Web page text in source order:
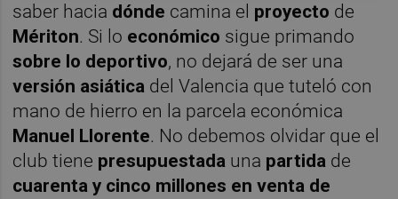
saber hacia dónde camina el proyecto de
Mériton. Si lo económico sigue primando
sobre lo deportivo, no dejará de ser una
versión asiática del Valencia que tuteló con
mano de hierro en la parcela económica
Manuel Llorente. No debemos olvidar que el
club tiene presupuestada una partida de
cuarenta y cinco millones en venta de